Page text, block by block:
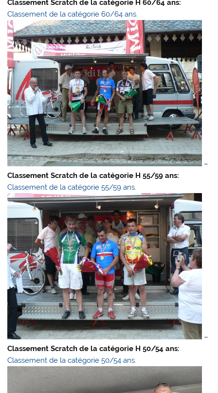
Classement Scratch de la catégorie H 60/64 ans:
Classement de la catégorie 60/64 ans.
–
Classement Scratch de la catégorie H 55/59 ans:
Classement de la catégorie 55/59 ans.
–
Classement Scratch de la catégorie H 50/54 ans:
Classement de la catégorie 50/54 ans.